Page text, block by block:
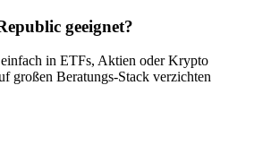
geeignet?
in ETFs, Aktien oder Krypto
großen Beratungs-Stack verzichten